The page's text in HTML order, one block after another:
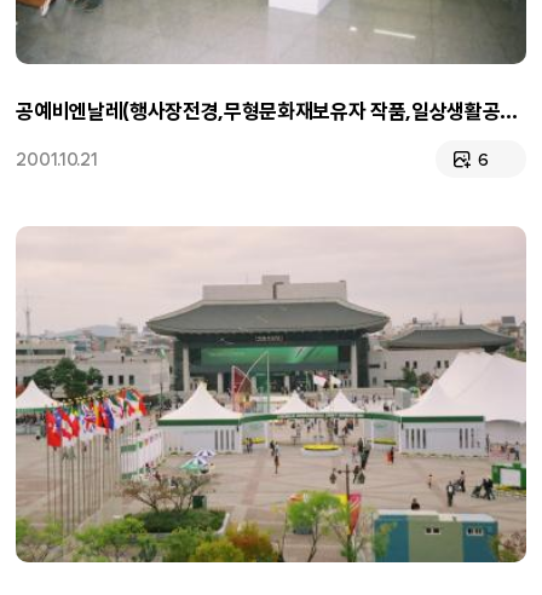
공예비엔날레(행사장전경,무형문화재보유자 작품,일상생활공예품,직원)
2001.10.21 6